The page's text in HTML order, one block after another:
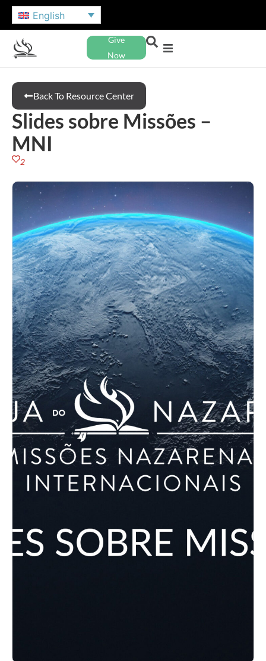
English
Give
Now
Back To Resource Center
Slides sobre Missões –
MNI
2